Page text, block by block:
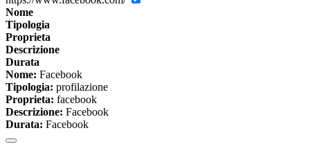
Nome
Tipologia
Proprieta
Descrizione
Durata
Nome: Facebook
Tipologia: profilazione
Proprieta: facebook
Descrizione: Facebook
Durata: Facebook